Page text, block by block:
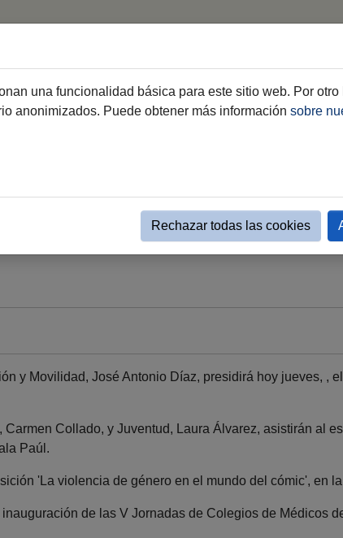
Evento Simple Alcaldía
y Movilidad, José Antonio Díaz, presidirá hoy jueves, ,
Collado, y Juventud, Laura Álvarez, asistirán al
Paúl.
'La violencia de género en el mundo del cómic', en
de las V Jornadas de Colegios de Médicos
una funcionalidad básica para este sitio web. Por otro
anonimizados. Puede obtener más información sobre
Rechazar todas las cookies